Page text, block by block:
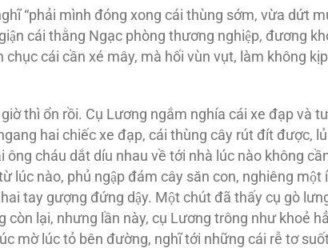
“phải mình đóng xong cái thùng sớm, vừa dứt
cái thằng Ngạc phòng thương nghiệp, đương
chục cái cần xé mây, mà hối vùn vụt, làm không
thì ổn rồi. Cụ Lương ngắm nghía cái xe đạp và
hai chiếc xe đạp, cái thùng cây rút đít được,
ông cháu dắt díu nhau về tới nhà lúc nào không
lúc nào, phủ ngập đám cây săn con, nghiêng
hai tay gượng đứng dậy. Một chút đã thấy cụ gò
còn lại, nhưng lần này, cụ Lương trông như khoẻ
mờ lúc tỏ bên đường, nghĩ tới những cái rễ tơ